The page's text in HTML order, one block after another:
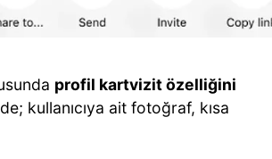
profil kartvizit özelliğini
kullanıcıya ait fotoğraf, kısa